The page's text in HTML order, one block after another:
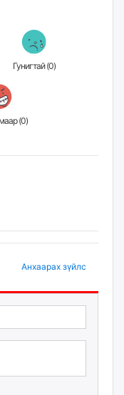
Гунигтай (0)
Үзэн ядмаар (0)
Анхаарах зүйлс